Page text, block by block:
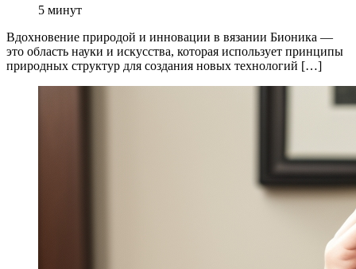
5 минут
Вдохновение природой и инновации в вязании Бионика —
это область науки и искусства, которая использует принципы
природных структур для создания новых технологий […]